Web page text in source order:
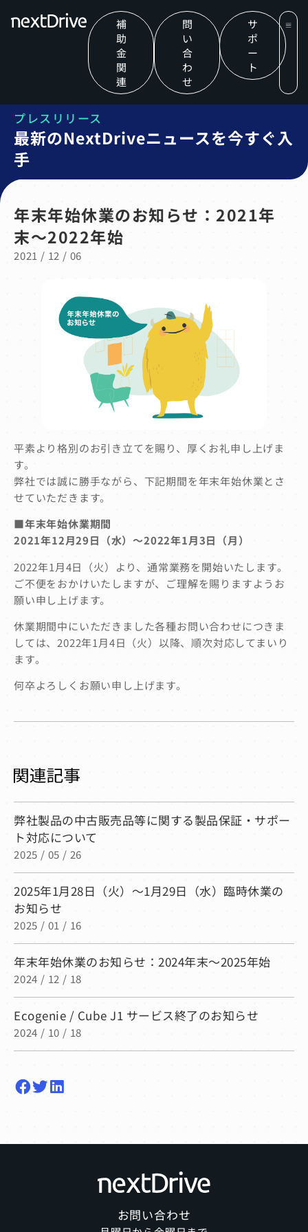
補
助
金
関
連
問
い
合
わ
せ
サ
ポ
ー
ト
プレスリリース
最新のNextDriveニュースを今すぐ入
手
年末年始休業のお知らせ：2021年
末〜2022年始
2021 / 12 / 06
平素より格別のお引き立てを賜り、厚くお礼申し上げま
す。
弊社では誠に勝手ながら、下記期間を年末年始休業とさ
せていただきます。
■年末年始休業期間
2021年12月29日（水）～2022年1月3日（月）
2022年1月4日（火）より、通常業務を開始いたします。
ご不便をおかけいたしますが、ご理解を賜りますようお
願い申し上げます。
休業期間中にいただきました各種お問い合わせにつきま
しては、2022年1月4日（火）以降、順次対応してまいり
ます。
何卒よろしくお願い申し上げます。
弊社製品の中古販売品等に関する製品保証・サポー
ト対応について
2025 / 05 / 26
2025年1月28日（火）～1月29日（水）臨時休業の
お知らせ
2025 / 01 / 16
年末年始休業のお知らせ：2024年末〜2025年始
2024 / 12 / 18
Ecogenie / Cube J1 サービス終了のお知らせ
2024 / 10 / 18
お問い合わせ